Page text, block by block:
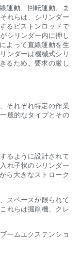
運動、回転運動、ま
れらは、シリンダー
るピストンロッドで
シリンダー内に押し
よって直線運動を生
ンダーは機械式シリ
るため、要求の厳し
それぞれ特定の作業
般的なタイプとその
るように設計されて
れ子状のシリンダー
ら大きなストローク
スペースが限られて
れらは掘削機、クレ
ームエクステンショ